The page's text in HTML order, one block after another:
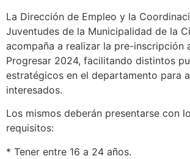
La Dirección de Empleo y la
Juventudes de la Municipalidad de la
acompaña a realizar la pre-inscripción
Progresar 2024, facilitando distintos
estratégicos en el departamento para
interesados.
Los mismos deberán presentarse con
requisitos:
* Tener entre 16 a 24 años.